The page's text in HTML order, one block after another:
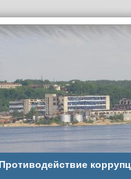
Противодействие